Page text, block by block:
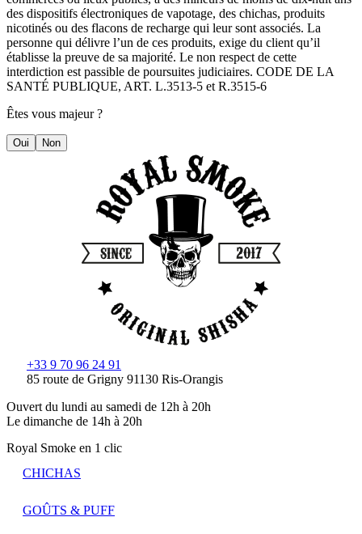
des dispositifs électroniques de vapotage, des chichas, produits
nicotinés ou des flacons de recharge qui leur sont associés. La
personne qui délivre l’un de ces produits, exige du client qu’il
établisse la preuve de sa majorité. Le non respect de cette
interdiction est passible de poursuites judiciaires. CODE DE LA
SANTÉ PUBLIQUE, ART. L.3513-5 et R.3515-6
Êtes vous majeur ?
Oui Non
+33 9 70 96 24 91
85 route de Grigny 91130 Ris-Orangis
Ouvert du lundi au samedi de 12h à 20h
Le dimanche de 14h à 20h
Royal Smoke en 1 clic
CHICHAS
GOÛTS & PUFF